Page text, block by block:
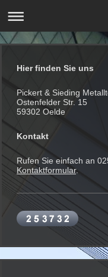
Hier finden Sie uns
Pickert & Sieding
Ostenfelder Str. 15
59302 Oelde
Kontakt
Rufen Sie einfach an
Kontaktformular.